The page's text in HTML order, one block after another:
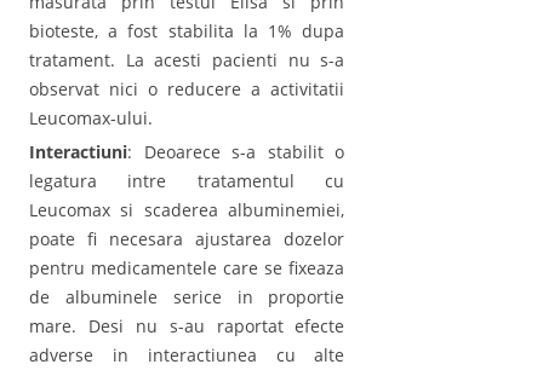
bioteste, a fost stabilita la 1% dupa
tratament. La acesti pacienti nu s-a
observat nici o reducere a activitatii
Leucomax-ului.
Interactiuni: Deoarece s-a stabilit o
legatura intre tratamentul cu
Leucomax si scaderea albuminemiei,
poate fi necesara ajustarea dozelor
pentru medicamentele care se fixeaza
de albuminele serice in proportie
mare. Desi nu s-au raportat efecte
adverse in interactiunea cu alte